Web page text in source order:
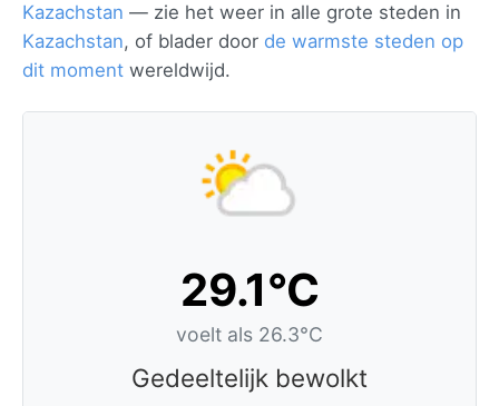
Kazachstan — zie het weer in alle grote steden in
Kazachstan, of blader door de warmste steden op
dit moment wereldwijd.
29.1°C
voelt als 26.3°C
Gedeeltelijk bewolkt